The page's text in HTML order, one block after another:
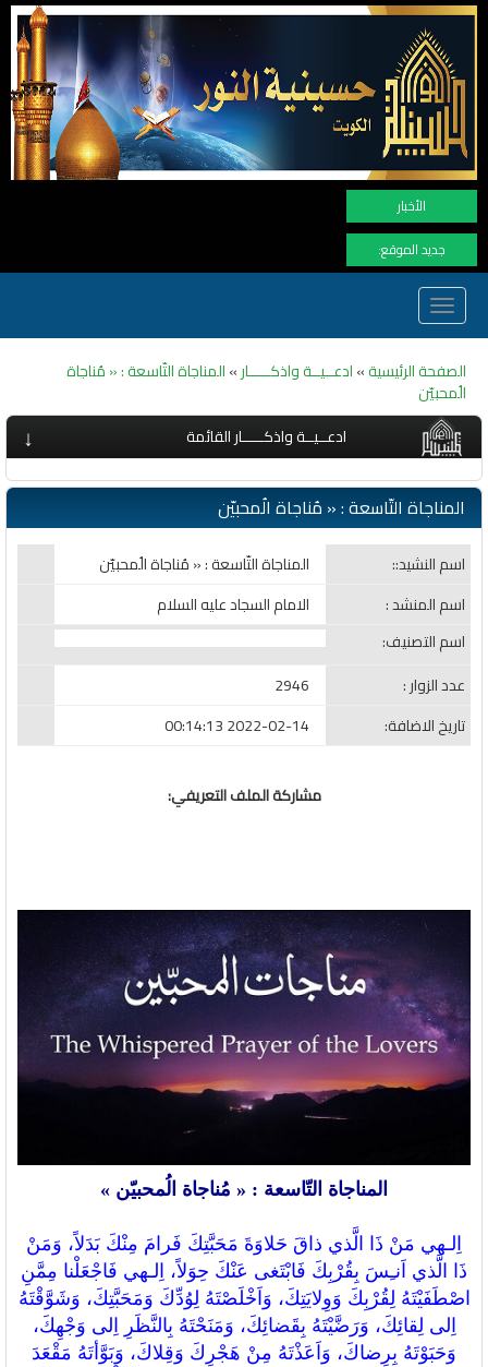
الأخبار
جديد الموقع:
Toggle
navigation
الصفحة الرئيسية»ادعــيــة واذكـــــار»المناجاة التّاسعة : « مُناجاة
الُمحبيّن
↓ ادعــيــة واذكـــــار القائمة
المناجاة التّاسعة : « مُناجاة الُمحبيّن
اسم النشيد::
المناجاة التّاسعة : « مُناجاة الُمحبيّن
اسم المنشد :
الامام السجاد عليه السلام
اسم التصنيف:
عدد الزوار :
2946
تاريخ الاضافة:
2022-02-14 00:14:13
مشاركة الملف التعريفي:
المناجاة التّاسعة : « مُناجاة الُمحبيّن »
اِلـهي مَنْ ذَا الَّذي ذاقَ حَلاوَةَ مَحَبَّتِكَ فَرامَ مِنْكَ بَدَلاً، وَمَنْ
ذَا الَّذي اَنـِسَ بِقُرْبِكَ فَابْتَغى عَنْكَ حِوَلاً، اِلـهي فَاجْعَلْنا مِمَّنِ
اصْطَفَيْتَهُ لِقُرْبِكَ وَوِلايَتِكَ، وَاَخْلَصْتَهُ لِوُدِّكَ وَمَحَبَّتِكَ، وَشَوَّقْتَهُ
اِلى لِقائِكَ، وَرَضَّيْتَهُ بِقَضائِكَ، وَمَنَحْتَهُ بِالنَّظَرِ اِلى وَجْهِكَ،
وَحَبَوْتَهُ بِرِضاكَ، وَاَعَذْتَهُ مِنْ هَجْرِكَ وَقِلاكَ، وَبَوَّأتَهُ مَقْعَدَ